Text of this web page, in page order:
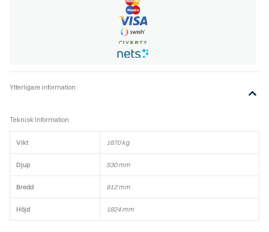
Ytterligare information
Teknisk Information
Vikt 1670 kg
Djup 530 mm
Bredd 912 mm
Höjd 1824 mm